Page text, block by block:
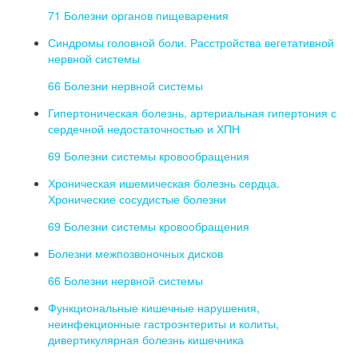
71 Болезни органов пищеварения
Синдромы головной боли. Расстройства вегетативной
нервной системы
66 Болезни нервной системы
Гипертоническая болезнь, артериальная гипертония с
сердечной недостаточностью и ХПН
69 Болезни системы кровообращения
Хроническая ишемическая болезнь сердца.
Хронические сосудистые болезни
69 Болезни системы кровообращения
Болезни межпозвоночных дисков
66 Болезни нервной системы
Функциональные кишечные нарушения,
неинфекционные гастроэнтериты и колиты,
дивертикулярная болезнь кишечника